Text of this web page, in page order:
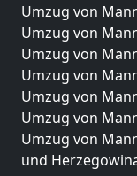
Umzug von
Umzug von
Umzug von
Umzug von
Umzug von
Umzug von
Umzug von
und